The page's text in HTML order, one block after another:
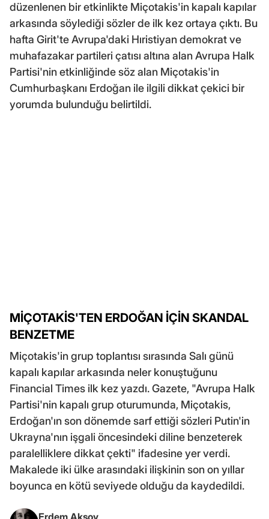
düzenlenen bir etkinlikte Miçotakis'in kapalı kapılar
arkasında söylediği sözler de ilk kez ortaya çıktı. Bu
hafta Girit'te Avrupa'daki Hıristiyan demokrat ve
muhafazakar partileri çatısı altına alan Avrupa Halk
Partisi'nin etkinliğinde söz alan Miçotakis'in
Cumhurbaşkanı Erdoğan ile ilgili dikkat çekici bir
yorumda bulunduğu belirtildi.
MİÇOTAKİS'TEN ERDOĞAN İÇİN SKANDAL
BENZETME
Miçotakis'in grup toplantısı sırasında Salı günü
kapalı kapılar arkasında neler konuştuğunu
Financial Times ilk kez yazdı. Gazete, "Avrupa Halk
Partisi'nin kapalı grup oturumunda, Miçotakis,
Erdoğan'ın son dönemde sarf ettiği sözleri Putin'in
Ukrayna'nın işgali öncesindeki diline benzeterek
paralelliklere dikkat çekti" ifadesine yer verdi.
Makalede iki ülke arasındaki ilişkinin son on yıllar
boyunca en kötü seviyede olduğu da kaydedildi.